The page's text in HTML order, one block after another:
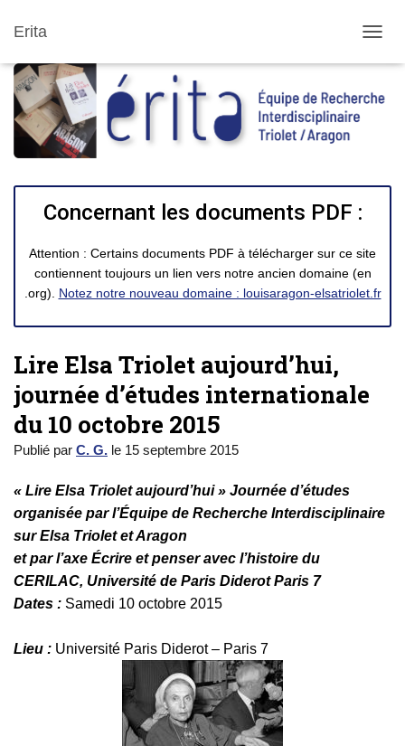
Erita
Concernant les documents PDF :
Attention : Certains documents PDF à télécharger sur ce site
contiennent toujours un lien vers notre ancien domaine (en
.org). Notez notre nouveau domaine : louisaragon-elsatriolet.fr
Lire Elsa Triolet aujourd’hui,
journée d’études internationale
du 10 octobre 2015
Publié par C. G. le 15 septembre 2015
« Lire Elsa Triolet aujourd’hui» Journée d’études
organisée parl’Équipe de Recherche Interdisciplinaire
sur Elsa Triolet et Aragon
et par l’axe Écrire et penser avec l’histoire du
CERILAC, Université de Paris Diderot Paris 7
Dates : Samedi 10 octobre 2015
Lieu : Université Paris Diderot – Paris 7